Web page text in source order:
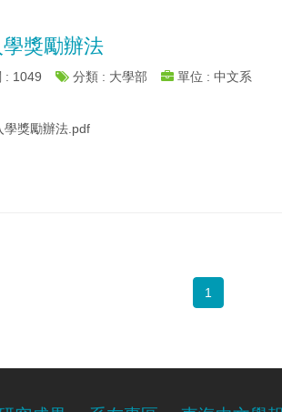
獎勵辦法
: 1049 分類 : 大學部 單位 : 中文系
學獎勵辦法.pdf
1